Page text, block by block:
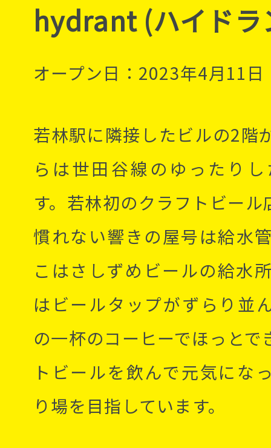
hydrant (ハイドラ
オープン日：2023年4月11日
若林駅に隣接したビルの2階
らは世田谷線のゆったり
す。若林初のクラフトビー
慣れない響きの屋号は給水
こはさしずめビールの給水
はビールタップがずらり並
の一杯のコーヒーでほっとで
トビールを飲んで元気にな
り場を目指しています。